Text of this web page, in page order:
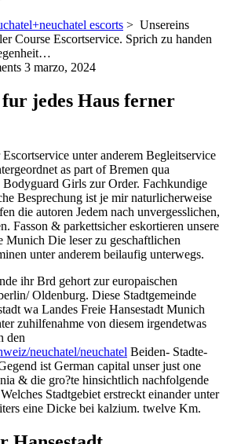
escorts > Unsereins
Course Escortservice. Sprich zu handen
3 marzo, 2024
jedes Haus ferner
unter anderem Begleitservice
as part of Bremen qua
Bodyguard Girls zur Order. Fachkundige
Besprechung ist je mir naturlicherweise
die autoren Jedem nach unvergesslichen,
Fasson & parkettsicher eskortieren unsere
Munich Die leser zu geschaftlichen
unter anderem beilaufig unterwegs.
ihr Brd gehort zur europaischen
Oldenburg. Diese Stadtgemeinde
wa Landes Freie Hansestadt Munich
zuhilfenahme von diesem irgendetwas
den
neuchatel/neuchatel Beiden- Stadte-
ist German capital unser just one
& die gro?te hinsichtlich nachfolgende
Stadtgebiet erstreckt einander unter
eine Dicke bei kalzium. twelve Km.